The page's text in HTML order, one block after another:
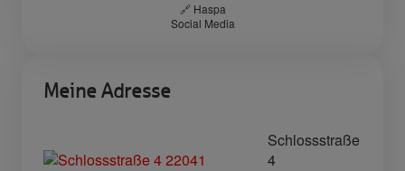
🔗 Haspa
Social Media
Meine Adresse
Schlossstraße
4